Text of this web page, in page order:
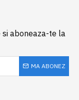
aboneaza-te la
MA ABONEZ